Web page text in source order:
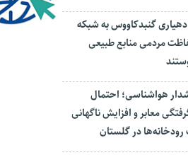
۱۱ دهیاری گنبدکاووس به شبکه
مردمی منابع طبیعی
هواشناسی؛ احتمال
معابر و افزایش ناگهانی
در گلستان